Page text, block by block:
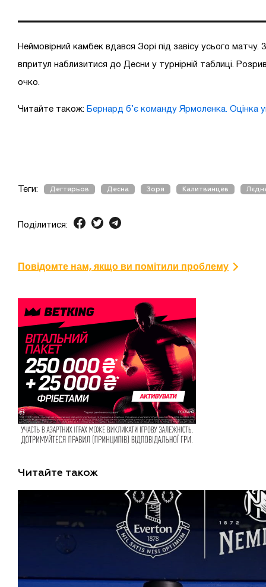
Неймовірний камбек вдався Зорі під завісу усього
впритул наблизитися до Десни у турнірній таблиці.
очко.
Читайте також: Бернард б’є команду Ярмоленка. Оцінка
Теги: Дегтярьов Десна Зоря Калитвинцев
Поділитися:
Повідомте нам, якщо ви помітили проблему
Читайте також